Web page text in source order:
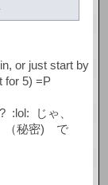
or just start by
for 5) =P
:lol: じゃ、
（秘密) で